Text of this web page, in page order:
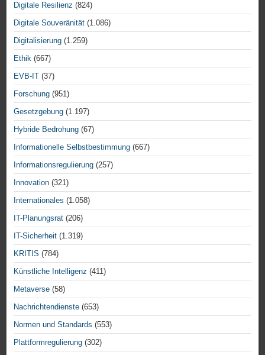
Digitale Resilienz (824)
Digitale Souveränität (1.086)
Digitalisierung (1.259)
Ethik (667)
EVB-IT (37)
Forschung (951)
Gesetzgebung (1.197)
Hybride Bedrohung (67)
Informationelle Selbstbestimmung (667)
Informationsregulierung (257)
Innovation (321)
Internationales (1.058)
IT-Planungsrat (206)
IT-Sicherheit (1.319)
KRITIS (784)
Künstliche Intelligenz (411)
Metaverse (58)
Nachrichtendienste (653)
Normen und Standards (553)
Plattformregulierung (302)